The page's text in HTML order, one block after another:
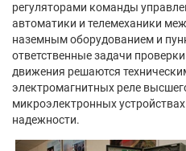
регуляторами команды
автоматики и телемеханики
наземным оборудованием и
ответственные задачи
движения решаются
электромагнитных реле
микроэлектронных
надежности.